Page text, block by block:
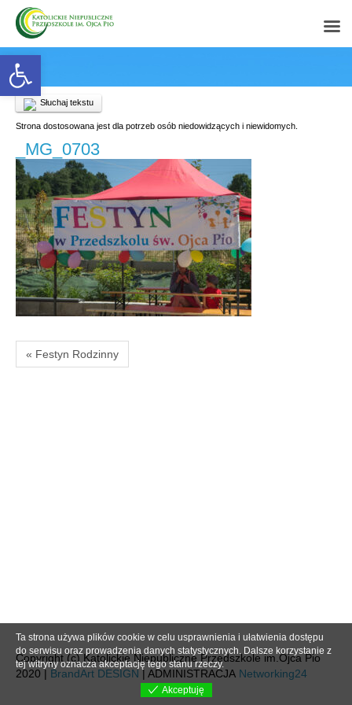
Open toolbar
Słuchaj tekstu
Strona dostosowana jest dla potrzeb osób niedowidzących i niewidomych.
_MG_0703
« Festyn Rodzinny
Copyright (c) Katolickie Niepubliczne Przedszkole im.Ojca Pio
2020 | BrandArt DESIGN | ADMINISTRACJA Networking24
Ta strona używa plików cookie w celu usprawnienia i ułatwienia dostępu
do serwisu oraz prowadzenia danych statystycznych. Dalsze korzystanie z
tej witryny oznacza akceptację tego stanu rzeczy.
Akceptuję